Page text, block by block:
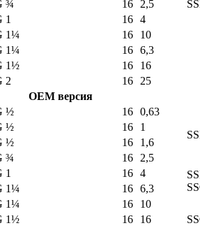
¾ 16
2,5
1 16 4
1¼ 16
10
1¼ 16 6,3
1½ 16
16
2 16
25
ОЕМ версия
½ 16 0,63
½ 16
1
½ 16
1,6
¾ 16
2,5
1 16 4
1¼ 16 6,3
1¼ 16
10
1½ 16
16